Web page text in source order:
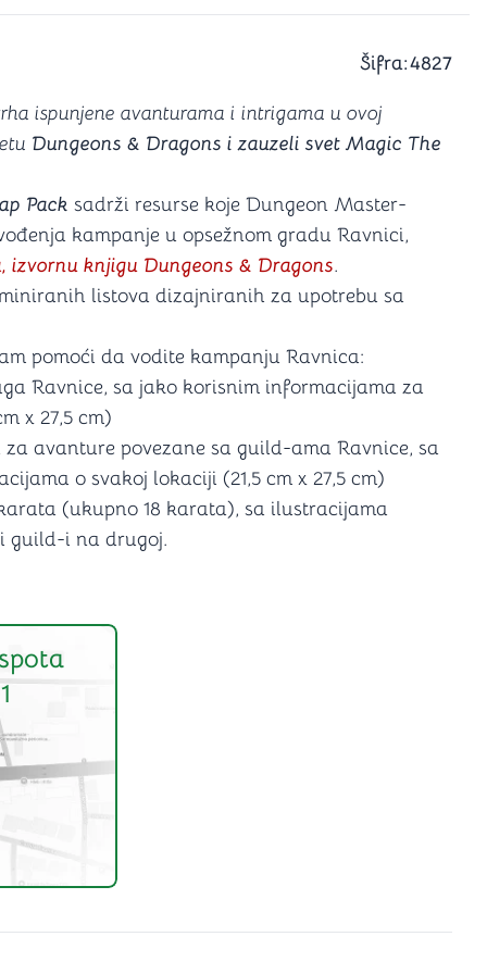
igranje
Šifra:4827
ispunjene avanturama i intrigama u ovoj
Dungeons & Dragons i zauzeli svet Magic The
Pack sadrži resurse koje Dungeon Master-
kampanje u opsežnom gradu Ravnici,
izvornu knjigu Dungeons & Dragons.
listova dizajniranih za upotrebu sa
pomoći da vodite kampanju Ravnica:
Ravnice, sa jako korisnim informacijama za
x 27,5 cm)
za avanture povezane sa guild-ama Ravnice, sa
o svakoj lokaciji (21,5 cm x 27,5 cm)
(ukupno 18 karata), sa ilustracijama
guild-i na drugoj.